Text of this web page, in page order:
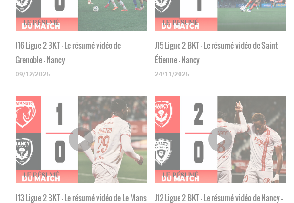
J16 Ligue 2 BKT - Le résumé vidéo de
Grenoble - Nancy
09/12/2025
J15 Ligue 2 BKT - Le résumé vidéo de Saint
Étienne - Nancy
24/11/2025
J13 Ligue 2 BKT - Le résumé vidéo de Le Mans J12 Ligue 2 BKT - Le résumé vidéo de Nancy -